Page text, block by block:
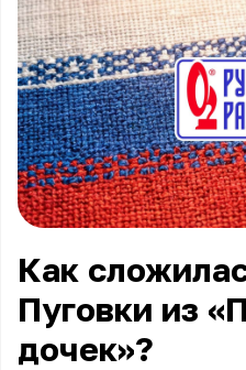
Как
Пуговки из
дочек»?